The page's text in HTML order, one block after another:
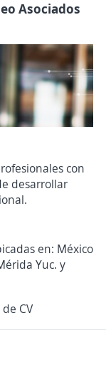
Asociados
con
desarrollar
en: México
Yuc. y
CV